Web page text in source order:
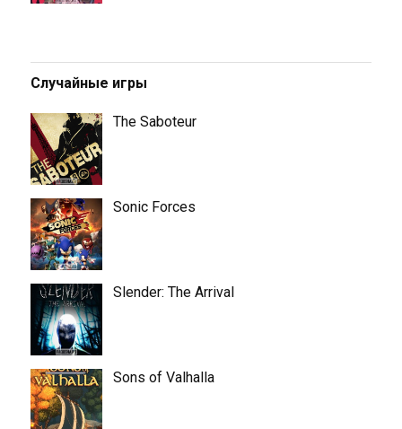
Случайные игры
The Saboteur
Sonic Forces
Slender: The Arrival
Sons of Valhalla